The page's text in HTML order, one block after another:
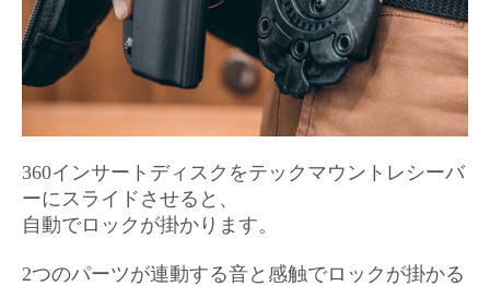
360インサートディスクをテックマウントレシーバ
ーにスライドさせると、
自動でロックが掛かります。
2つのパーツが連動する音と感触でロックが掛かる